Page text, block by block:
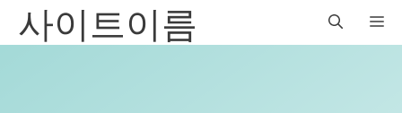
Skip사이트이름